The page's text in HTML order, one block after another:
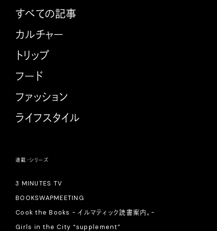
すべての記事
カルチャー
トリップ
フード
ファッション
ライフスタイル
連載・シリーズ
3 MINUTES TV
BOOKSWAPMEETING
Cook the Books - イルマティック読書案内。-
Girls in the City “supplement”